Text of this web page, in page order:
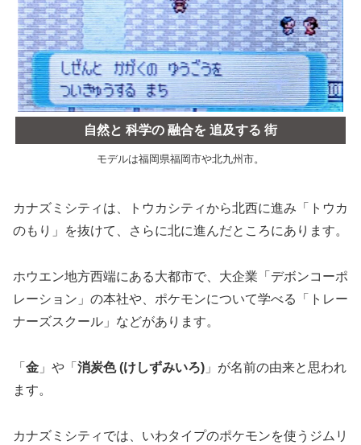
自然と 科学の 融合を 追及する 街
モデルは福岡県福岡市や北九州市。
カナズミシティは、トウカシティから北西に進み「トウカ
のもり」を抜けて、さらに北に進んだところにあります。
ホウエン地方西端にある大都市で、大企業「デボンコーポ
レーション」の本社や、ポケモンについて学べる「トレー
ナーズスクール」などがあります。
「 金 」や「 消炭色 (けしずみいろ) 」が名前の由来と思われ
ます。
カナズミシティでは、いわタイプのポケモンを使うジムリ